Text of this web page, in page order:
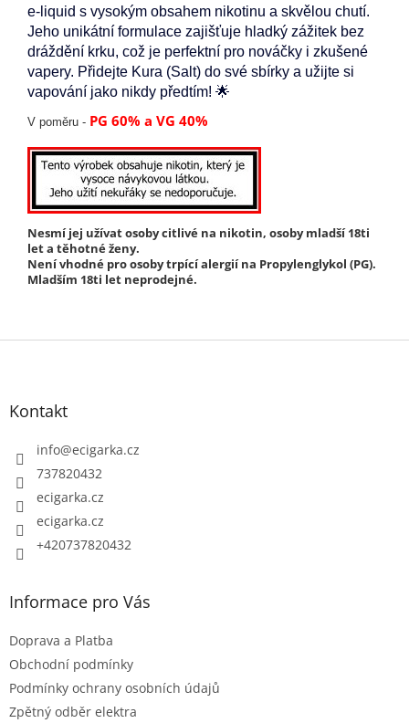
e-liquid s vysokým obsahem nikotinu a skvělou chutí.
Jeho unikátní formulace zajišťuje hladký zážitek bez
dráždění krku, což je perfektní pro nováčky i zkušené
vapery. Přidejte Kura (Salt) do své sbírky a užijte si
vapování jako nikdy předtím! 🌟
V poměru - PG 60% a VG 40%
Nesmí jej užívat osoby citlivé na nikotin, osoby mladší 18ti
let a těhotné ženy.
Není vhodné pro osoby trpící alergií na Propylenglykol (PG).
Mladším 18ti let neprodejné.
Kontakt
info@ecigarka.cz
737820432
ecigarka.cz
ecigarka.cz
+420737820432
Informace pro Vás
Doprava a Platba
Obchodní podmínky
Podmínky ochrany osobních údajů
Zpětný odběr elektra